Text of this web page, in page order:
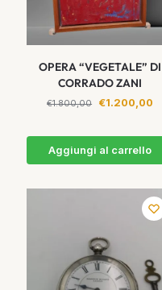
OPERA “VEGETALE” DI
CORRADO ZANI
€1.800,00 €1.200,00
Aggiungi al carrello